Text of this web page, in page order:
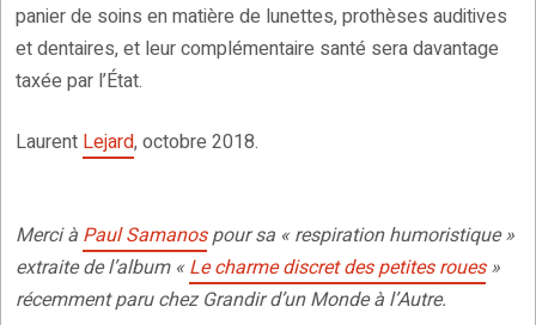
panier de soins en matière de lunettes, prothèses auditives
et dentaires, et leur complémentaire santé sera davantage
taxée par l’État.
Laurent Lejard, octobre 2018.
Merci à Paul Samanospour sa « respiration humoristique »
extraite de l’album «Le charme discret des petites roues»
récemment paru chez Grandir d’un Monde à l’Autre.